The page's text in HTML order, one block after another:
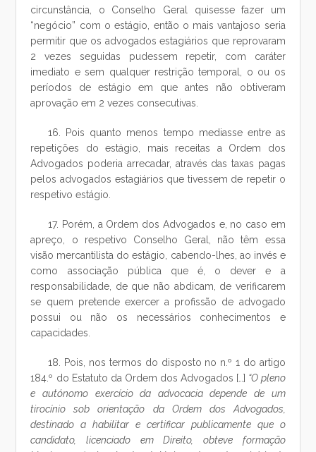
circunstância, o Conselho Geral quisesse fazer um
“negócio” com o estágio, então o mais vantajoso seria
permitir que os advogados estagiários que reprovaram
2 vezes seguidas pudessem repetir, com caráter
imediato e sem qualquer restrição temporal, o ou os
períodos de estágio em que antes não obtiveram
aprovação em 2 vezes consecutivas.
16. Pois quanto menos tempo mediasse entre as
repetições do estágio, mais receitas a Ordem dos
Advogados poderia arrecadar, através das taxas pagas
pelos advogados estagiários que tivessem de repetir o
respetivo estágio.
17. Porém, a Ordem dos Advogados e, no caso em
apreço, o respetivo Conselho Geral, não têm essa
visão mercantilista do estágio, cabendo-lhes, ao invés e
como associação pública que é, o dever e a
responsabilidade, de que não abdicam, de verificarem
se quem pretende exercer a profissão de advogado
possui ou não os necessários conhecimentos e
capacidades.
18. Pois, nos termos do disposto no n.º 1 do artigo
184.º do Estatuto da Ordem dos Advogados […] “O pleno
e autónomo exercício da advocacia depende de um
tirocínio sob orientação da Ordem dos Advogados,
destinado a habilitar e certificar publicamente que o
candidato, licenciado em Direito, obteve formação